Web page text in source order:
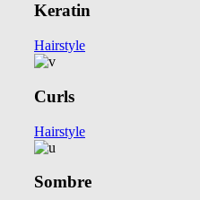
Keratin
Hairstyle
Curls
Hairstyle
Sombre